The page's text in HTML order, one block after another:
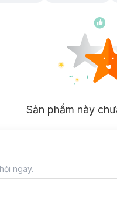
Sản phẩm này